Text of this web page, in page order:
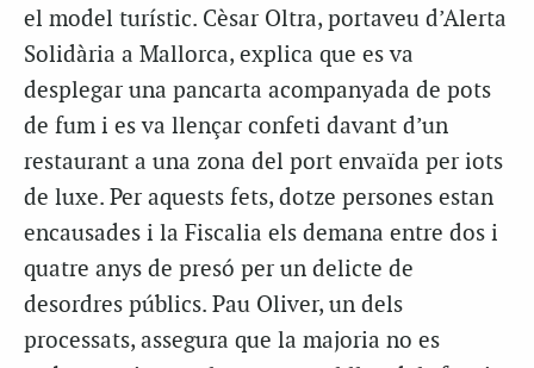
el model turístic. Cèsar Oltra, portaveu d’Alerta
Solidària a Mallorca, explica que es va
desplegar una pancarta acompanyada de pots
de fum i es va llençar confeti davant d’un
restaurant a una zona del port envaïda per iots
de luxe. Per aquests fets, dotze persones estan
encausades i la Fiscalia els demana entre dos i
quatre anys de presó per un delicte de
desordres públics. Pau Oliver, un dels
processats, assegura que la majoria no es